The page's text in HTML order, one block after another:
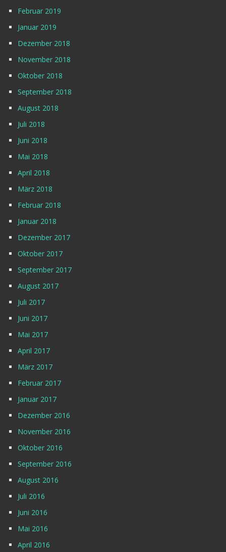
Februar 2019
Januar 2019
Dezember 2018
November 2018
Oktober 2018
September 2018
August 2018
Juli 2018
Juni 2018
Mai 2018
April 2018
März 2018
Februar 2018
Januar 2018
Dezember 2017
Oktober 2017
September 2017
August 2017
Juli 2017
Juni 2017
Mai 2017
April 2017
März 2017
Februar 2017
Januar 2017
Dezember 2016
November 2016
Oktober 2016
September 2016
August 2016
Juli 2016
Juni 2016
Mai 2016
April 2016